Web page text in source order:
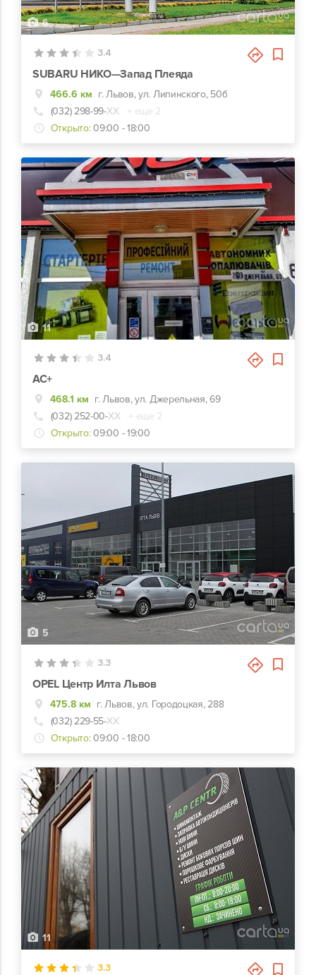
6
3.4
SUBARU НИКО—Запад Плеяда
466.6 км г. Львов, ул. Липинского, 50б
(032) 298-99-ХХ
+ еще 2
Открыто: 09:00 - 18:00
11
3.4
АС+
468.1 км г. Львов, ул. Джерельная, 69
(032) 252-00-ХХ
+ еще 2
Открыто: 09:00 - 19:00
5
3.3
OPEL Центр Илта Львов
475.8 км г. Львов, ул. Городоцкая, 288
(032) 229-55-ХХ
Открыто: 09:00 - 18:00
11
3.3